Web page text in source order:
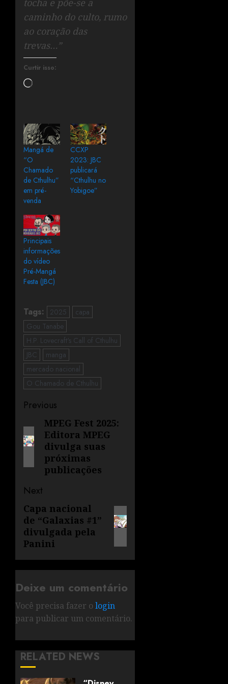
tocha e põe-se a
caminho do culto, rumo
ao coração das
trevas…”
Curtir isso:
Mangá de
“O
Chamado
de Cthulhu”
em pré-
venda
CCXP
2023: JBC
publicará
“Cthulhu no
Yobigoe”
Principais
informações
do vídeo
Pré-Mangá
Festa (JBC)
Tags: 2025
capa
Gou Tanabe
H.P. Lovecraft's Call of Cthulhu
JBC
manga
mercado nacional
O Chamado de Cthulhu
Previous
MPEG Fest 2025:
Editora MPEG
divulga suas
próximas
publicações
Next
Capa nacional
de “Galaxias #1”
divulgada pela
Panini
Deixe um comentário
Você precisa fazer o login
para publicar um comentário.
RELATED NEWS